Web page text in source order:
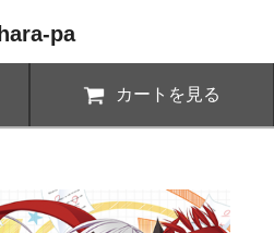
pa
カートを見る